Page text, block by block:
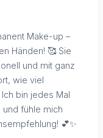
Make-up –
Händen! 🥰 Sie
und mit ganz
wie viel
bin jedes Mal
fühle mich
💕✨